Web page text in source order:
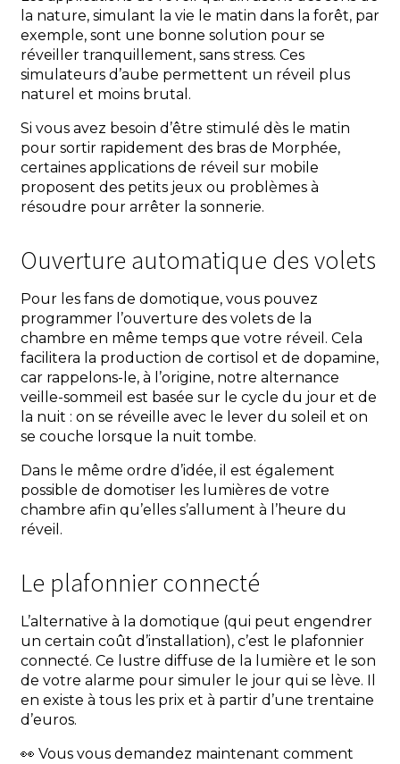
la nature, simulant la vie le matin dans la forêt, par
exemple, sont une bonne solution pour se
réveiller tranquillement, sans stress. Ces
simulateurs d’aube permettent un réveil plus
naturel et moins brutal.
Si vous avez besoin d’être stimulé dès le matin
pour sortir rapidement des bras de Morphée,
certaines applications de réveil sur mobile
proposent des petits jeux ou problèmes à
résoudre pour arrêter la sonnerie.
Ouverture automatique des volets
Pour les fans de domotique, vous pouvez
programmer l’ouverture des volets de la
chambre en même temps que votre réveil. Cela
facilitera la production de cortisol et de dopamine,
car rappelons-le, à l’origine, notre alternance
veille-sommeil est basée sur le cycle du jour et de
la nuit : on se réveille avec le lever du soleil et on
se couche lorsque la nuit tombe.
Dans le même ordre d’idée, il est également
possible de domotiser les lumières de votre
chambre afin qu’elles s’allument à l’heure du
réveil.
Le plafonnier connecté
L’alternative à la domotique (qui peut engendrer
un certain coût d’installation), c’est le plafonnier
connecté. Ce lustre diffuse de la lumière et le son
de votre alarme pour simuler le jour qui se lève. Il
en existe à tous les prix et à partir d’une trentaine
d’euros.
👀 Vous vous demandez maintenant comment